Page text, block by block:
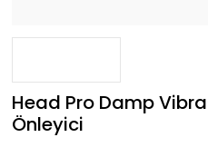
Head Pro Damp
Önleyici